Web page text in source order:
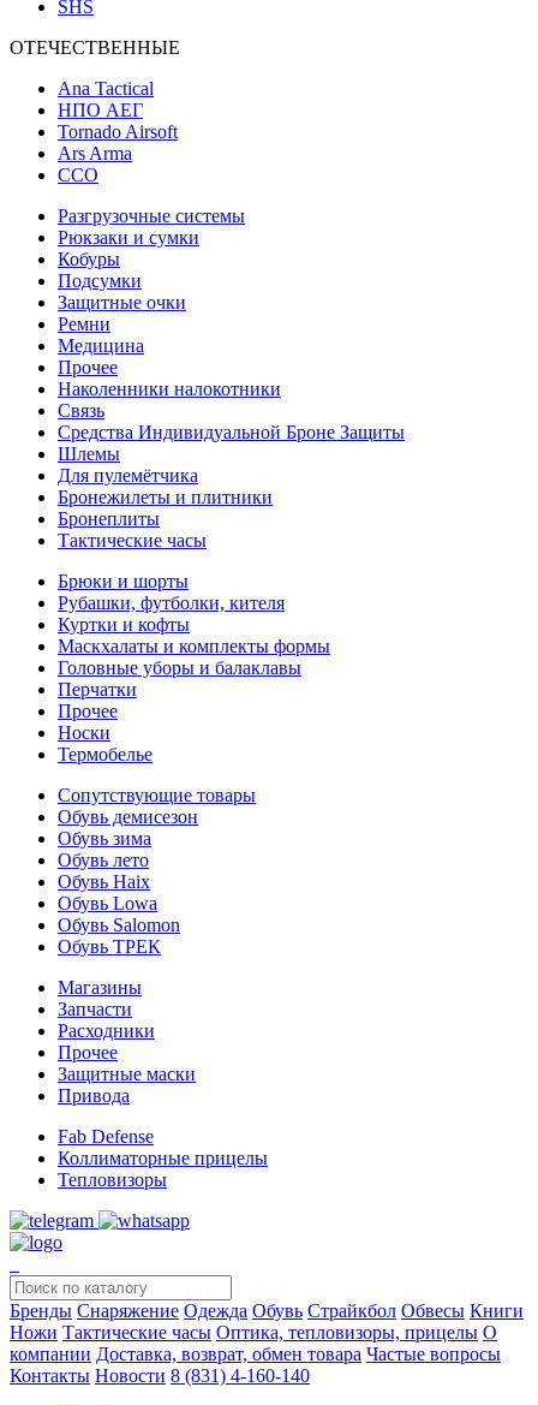
SHS
ОТЕЧЕСТВЕННЫЕ
Ana Tactical
НПО АЕГ
Tornado Airsoft
Ars Arma
ССО
Разгрузочные системы
Рюкзаки и сумки
Кобуры
Подсумки
Защитные очки
Ремни
Медицина
Прочее
Наколенники налокотники
Связь
Средства Индивидуальной Броне Защиты
Шлемы
Для пулемётчика
Бронежилеты и плитники
Бронеплиты
Тактические часы
Брюки и шорты
Рубашки, футболки, кителя
Куртки и кофты
Маскхалаты и комплекты формы
Головные уборы и балаклавы
Перчатки
Прочее
Носки
Термобелье
Сопутствующие товары
Обувь демисезон
Обувь зима
Обувь лето
Обувь Haix
Обувь Lowa
Обувь Salomon
Обувь ТРЕК
Магазины
Запчасти
Расходники
Прочее
Защитные маски
Привода
Fab Defense
Коллиматорные прицелы
Тепловизоры
Бренды Снаряжение Одежда Обувь Страйкбол Обвесы Книги
Ножи Тактические часы Оптика, тепловизоры, прицелы О
компании Доставка, возврат, обмен товара Частые вопросы
Контакты Новости 8 (831) 4-160-140